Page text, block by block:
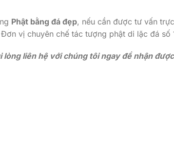
Phật bằng đá đẹp, nếu cần được tư vấn
vị chuyên chế tác tượng phật di lặc đá số
liên hệ với chúng tôi ngay để nhận